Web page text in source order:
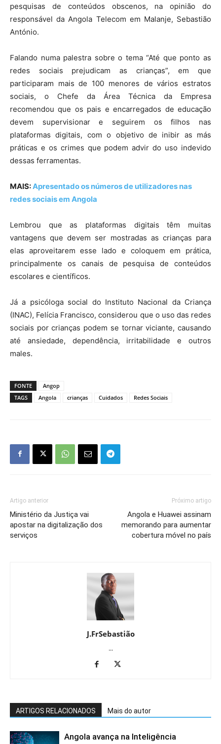
pesquisas de conteúdos obscenos, na opinião do
responsável da Angola Telecom em Malanje, Sebastião
António.
Falando numa palestra sobre o tema “Até que ponto as
redes sociais prejudicam as crianças”, em que
participaram mais de 100 menores de vários estratos
sociais, o Chefe da Área Técnica da Empresa
recomendou que os pais e encarregados de educação
devem supervisionar e seguirem os filhos nas
plataformas digitais, com o objetivo de inibir as más
práticas e os crimes que podem advir do uso indevido
dessas ferramentas.
MAIS:Apresentado os números de utilizadores nas
redes sociais em Angola
Lembrou que as plataformas digitais têm muitas
vantagens que devem ser mostradas as crianças para
elas aproveitarem esse lado e coloquem em prática,
principalmente os canais de pesquisa de conteúdos
escolares e científicos.
Já a psicóloga social do Instituto Nacional da Criança
(INAC), Felícia Francisco, considerou que o uso das redes
sociais por crianças podem se tornar viciante, causando
até ansiedade, dependência, irritabilidade e outros
males.
FONTE
Angop
TAGS
Angola crianças Cuidados Redes Sociais
Artigo anterior
Ministério da Justiça vai
apostar na digitalização dos
serviços
Próximo artigo
Angola e Huawei assinam
memorando para aumentar
cobertura móvel no país
J.FrSebastião
...
ARTIGOS RELACIONADOS Mais do autor
Angola avança na Inteligência